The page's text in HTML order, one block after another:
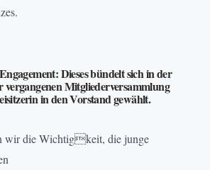
Dieses bündelt sich in der
vergangenen Mitgliederversammlung
in den Vorstand gewählt.
wir die Wichtigkeit, die junge